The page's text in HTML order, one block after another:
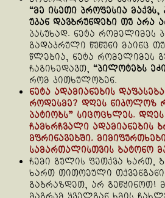
“მე ისეთი პროფესია
უკან დავბრუნდები თუ არა
პასუხად. ნეტა რომელიმეს
გადაკრული წუწუნი მაინც
წლებია, ნეტა რომელიმეს
ჩაგიხედავთ, “პილოტებს
რომ კითხულობენ.
ნეტა ადამიანების
როდესმე? დღეს ნიკოლოზ
პატიობს” სიცოცხლეს.
ჩამხრჩვალი ადამიანების
მფრინავებში.
სამართალისთვის ბატონო
ჩემი გულის ფეთქვა ხართ,
ხართ თითოეული
გაბრაზდეთ, არ გეწყინოთ!